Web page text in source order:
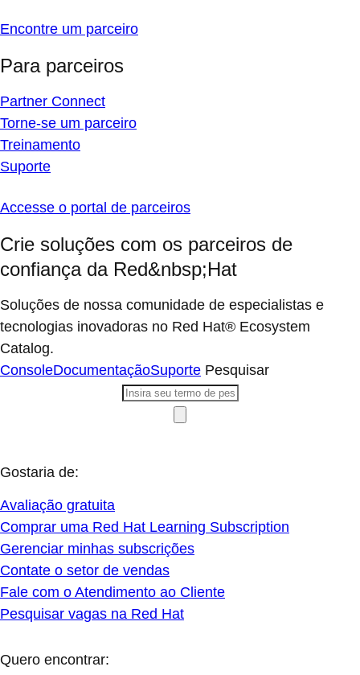
Encontre um parceiro
Para parceiros
Partner Connect
Torne-se um parceiro
Treinamento
Suporte
Accesse o portal de parceiros
Crie soluções com os parceiros de
confiança da Red&nbsp;Hat
Soluções de nossa comunidade de especialistas e
tecnologias inovadoras no Red Hat® Ecosystem
Catalog.
ConsoleDocumentaçãoSuporte Pesquisar
Gostaria de:
Avaliação gratuita
Comprar uma Red Hat Learning Subscription
Gerenciar minhas subscrições
Contate o setor de vendas
Fale com o Atendimento ao Cliente
Pesquisar vagas na Red Hat
Quero encontrar: